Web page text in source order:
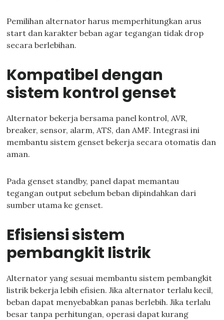
Pemilihan alternator harus memperhitungkan arus
start dan karakter beban agar tegangan tidak drop
secara berlebihan.
Kompatibel dengan
sistem kontrol genset
Alternator bekerja bersama panel kontrol, AVR,
breaker, sensor, alarm, ATS, dan AMF. Integrasi ini
membantu sistem genset bekerja secara otomatis dan
aman.
Pada genset standby, panel dapat memantau
tegangan output sebelum beban dipindahkan dari
sumber utama ke genset.
Efisiensi sistem
pembangkit listrik
Alternator yang sesuai membantu sistem pembangkit
listrik bekerja lebih efisien. Jika alternator terlalu kecil,
beban dapat menyebabkan panas berlebih. Jika terlalu
besar tanpa perhitungan, operasi dapat kurang